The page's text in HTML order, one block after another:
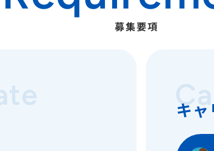
募集要項
キ